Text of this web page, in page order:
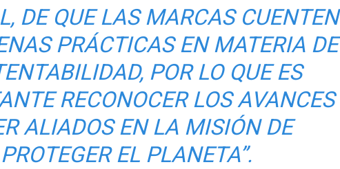
DE QUE LAS MARCAS CUENTEN
PRÁCTICAS EN MATERIA DE
POR LO QUE ES
RECONOCER LOS AVANCES
ALIADOS EN LA MISIÓN DE
PROTEGER EL PLANETA”.